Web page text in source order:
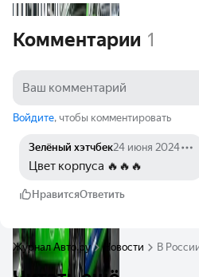
Комментарии 1
Войдите, чтобы комментировать
Зелёный хэтчбек24 июня 2024
Цвет корпуса 🔥🔥🔥
НравитсяОтветить
Журнал Авто.ру Новости В